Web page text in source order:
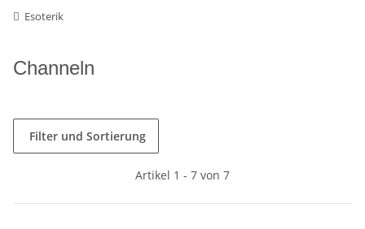
Esoterik
Channeln
Filter und Sortierung
Artikel 1 - 7 von 7